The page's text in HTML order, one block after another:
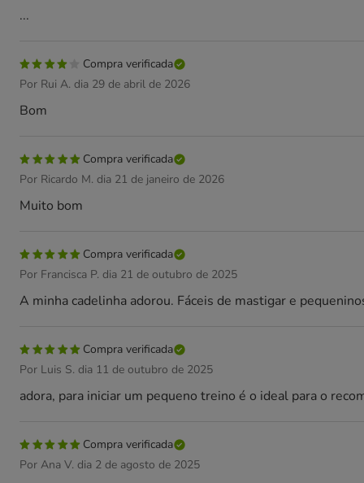
...
Compra verificada
Por Rui A. dia 29 de abril de 2026
Bom
Compra verificada
Por Ricardo M. dia 21 de janeiro de 2026
Muito bom
Compra verificada
Por Francisca P. dia 21 de outubro de 2025
A minha cadelinha adorou. Fáceis de mastigar e
Compra verificada
Por Luis S. dia 11 de outubro de 2025
adora, para iniciar um pequeno treino é o ideal para o
Compra verificada
Por Ana V. dia 2 de agosto de 2025